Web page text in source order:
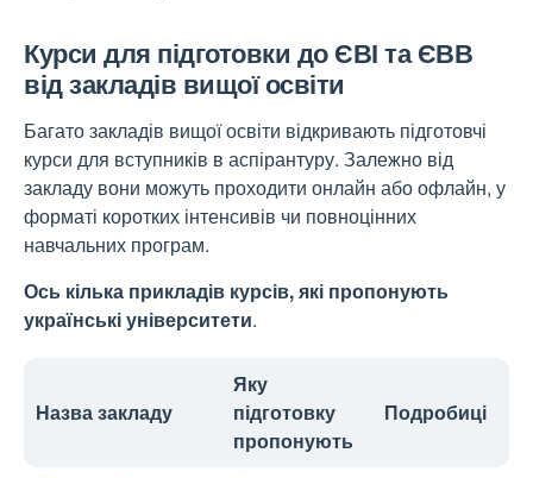
Курси для підготовки до ЄВІ та ЄВВ
від закладів вищої освіти
Багато закладів вищої освіти відкривають підготовчі
курси для вступників в аспірантуру. Залежно від
закладу вони можуть проходити онлайн або офлайн, у
форматі коротких інтенсивів чи повноцінних
навчальних програм.
Ось кілька прикладів курсів, які пропонують
українські університети.
Назва закладу
Яку
підготовку
пропонують
Подробиці